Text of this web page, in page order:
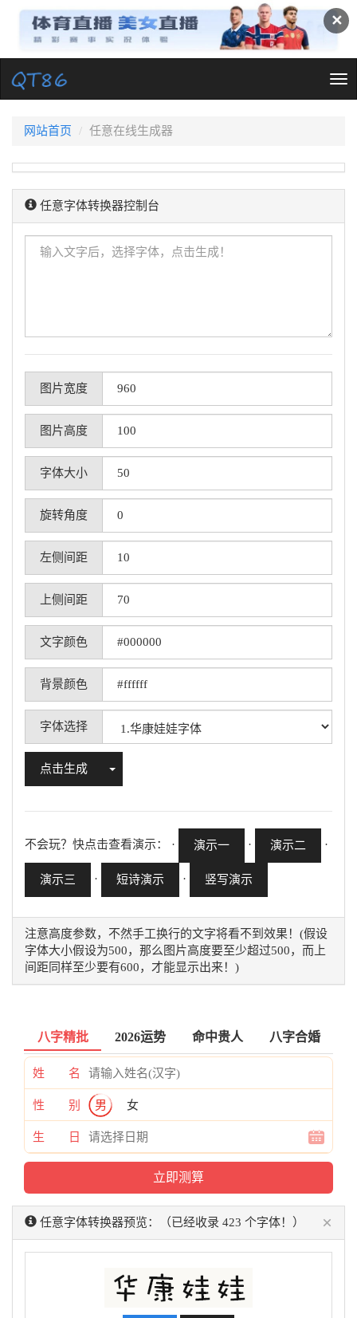
✕
网站首页 任意在线生成器
任意字体转换器控制台
图片宽度
图片高度
字体大小
旋转角度
左侧间距
上侧间距
文字颜色
背景颜色
字体选择
点击生成 Toggle Dropdown
不会玩？快点击查看演示： · 演示一 · 演示二 ·
演示三 · 短诗演示 · 竖写演示
注意高度参数，不然手工换行的文字将看不到效果！(假设
字体大小假设为500，那么图片高度要至少超过500，而上
间距同样至少要有600，才能显示出来！)
八字精批 2026运势 命中贵人 八字合婚
姓 名
性 别 男 女
生 日
任意字体转换器预览：（已经收录 423 个字体！） ×